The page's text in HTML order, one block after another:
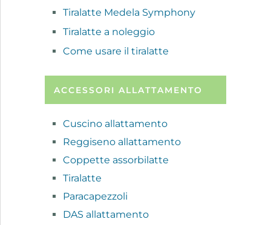
Tiralatte Medela Symphony
Tiralatte a noleggio
Come usare il tiralatte
ACCESSORI ALLATTAMENTO
Cuscino allattamento
Reggiseno allattamento
Coppette assorbilatte
Tiralatte
Paracapezzoli
DAS allattamento